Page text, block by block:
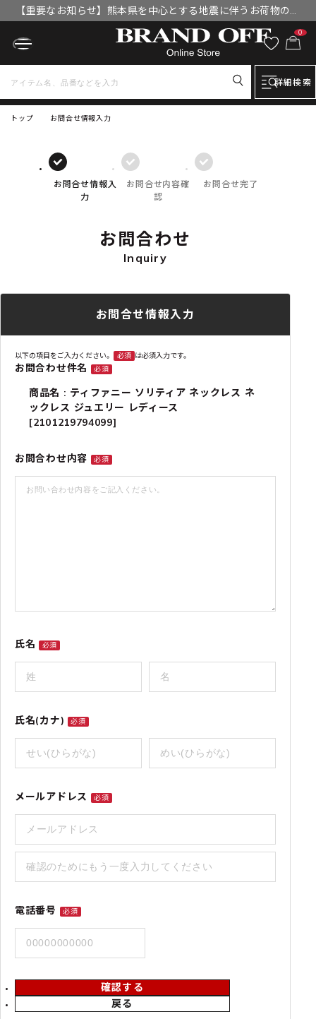
【重要なお知らせ】熊本県を中心とする地震に伴うお荷物のお
届けについて
0
詳細検索
トップ お問合せ情報入力
お問合せ情報入
力
お問合せ内容確
認
お問合せ完了
お問合わせ
Inquiry
お問合せ情報入力
以下の項目をご入力ください。 必須 は必須入力です。
お問合わせ件名 必須
商品名 : ティファニー ソリティア ネックレス ネ
ックレス ジュエリー レディース
[2101219794099]
お問合わせ内容 必須
氏名 必須
氏名(カナ) 必須
メールアドレス 必須
電話番号 必須
戻る
確認する